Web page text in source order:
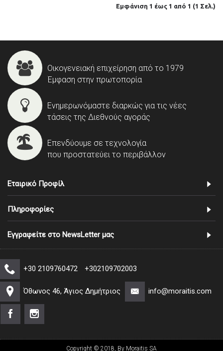
Εμφάνιση 1 έως 1 από 1 (1 Σελ.)
Οικογενειακή επιχείρηση από το 1979
Έμφαση στην πρωτοπορία
Ενημερωνόμαστε διαρκώς για τις νέες
τάσεις της Διεθνούς αγοράς
Επενδύουμε σε τεχνολογία
που προστατεύει το περιβάλλον
Εταιρικό Προφίλ
Πληροφορίες
Εγγραφείτε στο NewsLetter μας
+30 2109760472 +302109702003
Όθωνος 46, Άγιος Δημήτριος info@moraitis.com
Copyright © 2018, By Moraitis SA